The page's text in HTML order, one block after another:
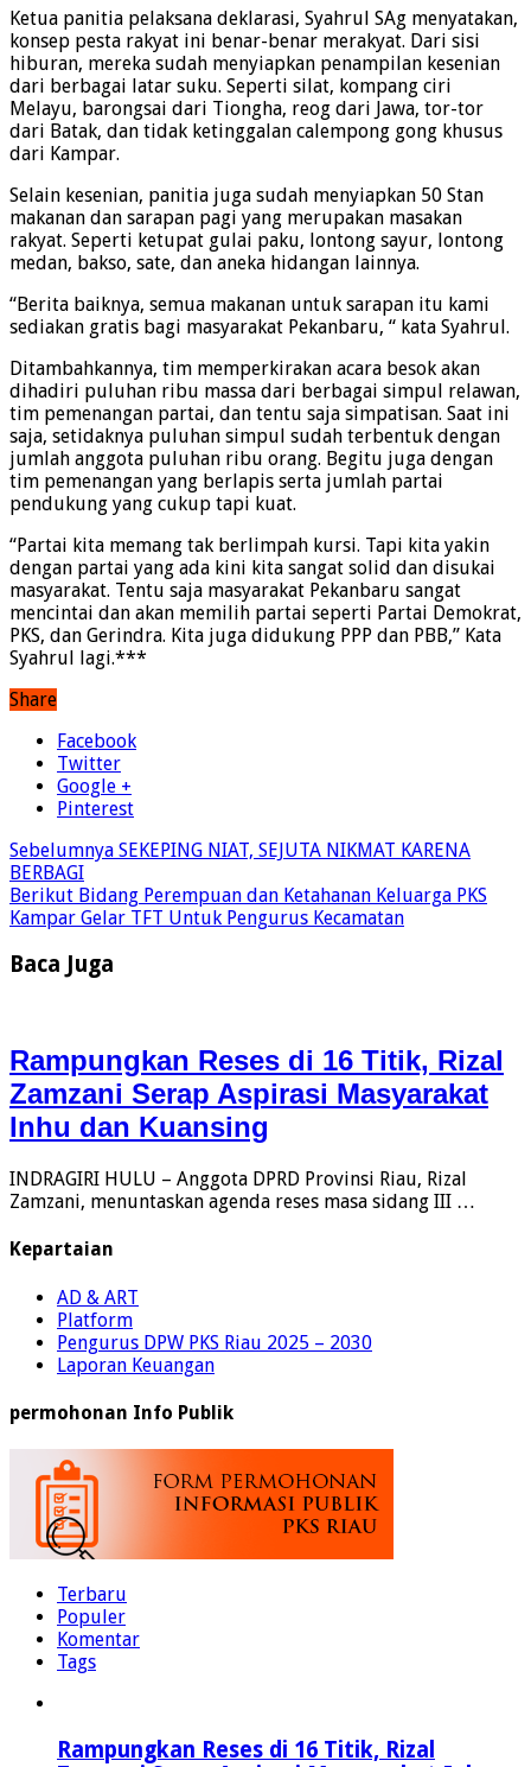
Ketua panitia pelaksana deklarasi, Syahrul SAg menyatakan,
konsep pesta rakyat ini benar-benar merakyat. Dari sisi
hiburan, mereka sudah menyiapkan penampilan kesenian
dari berbagai latar suku. Seperti silat, kompang ciri
Melayu, barongsai dari Tiongha, reog dari Jawa, tor-tor
dari Batak, dan tidak ketinggalan calempong gong khusus
dari Kampar.
Selain kesenian, panitia juga sudah menyiapkan 50 Stan
makanan dan sarapan pagi yang merupakan masakan
rakyat. Seperti ketupat gulai paku, lontong sayur, lontong
medan, bakso, sate, dan aneka hidangan lainnya.
“Berita baiknya, semua makanan untuk sarapan itu kami
sediakan gratis bagi masyarakat Pekanbaru, “ kata Syahrul.
Ditambahkannya, tim memperkirakan acara besok akan
dihadiri puluhan ribu massa dari berbagai simpul relawan,
tim pemenangan partai, dan tentu saja simpatisan. Saat ini
saja, setidaknya puluhan simpul sudah terbentuk dengan
jumlah anggota puluhan ribu orang. Begitu juga dengan
tim pemenangan yang berlapis serta jumlah partai
pendukung yang cukup tapi kuat.
“Partai kita memang tak berlimpah kursi. Tapi kita yakin
dengan partai yang ada kini kita sangat solid dan disukai
masyarakat. Tentu saja masyarakat Pekanbaru sangat
mencintai dan akan memilih partai seperti Partai Demokrat,
PKS, dan Gerindra. Kita juga didukung PPP dan PBB,” Kata
Syahrul lagi.***
Share
Facebook
Twitter
Google +
Pinterest
Sebelumnya SEKEPING NIAT, SEJUTA NIKMAT KARENA
BERBAGI
Berikut Bidang Perempuan dan Ketahanan Keluarga PKS
Kampar Gelar TFT Untuk Pengurus Kecamatan
Baca Juga
Rampungkan Reses di 16 Titik, Rizal
Zamzani Serap Aspirasi Masyarakat
Inhu dan Kuansing
INDRAGIRI HULU – Anggota DPRD Provinsi Riau, Rizal
Zamzani, menuntaskan agenda reses masa sidang III …
Kepartaian
AD & ART
Platform
Pengurus DPW PKS Riau 2025 – 2030
Laporan Keuangan
permohonan Info Publik
Terbaru
Populer
Komentar
Tags
Rampungkan Reses di 16 Titik, Rizal